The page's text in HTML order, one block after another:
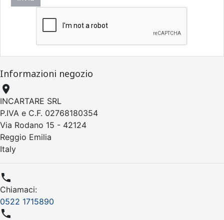
Informazioni negozio

INCARTARE SRL
P.IVA e C.F. 02768180354
Via Rodano 15 - 42124
Reggio Emilia
Italy

Chiamaci:
0522 1715890
